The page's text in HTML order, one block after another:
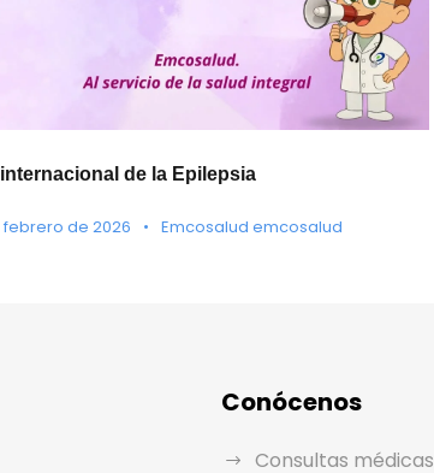
internacional de la Epilepsia
febrero de 2026 • Emcosalud emcosalud
Conócenos
Consultas médicas